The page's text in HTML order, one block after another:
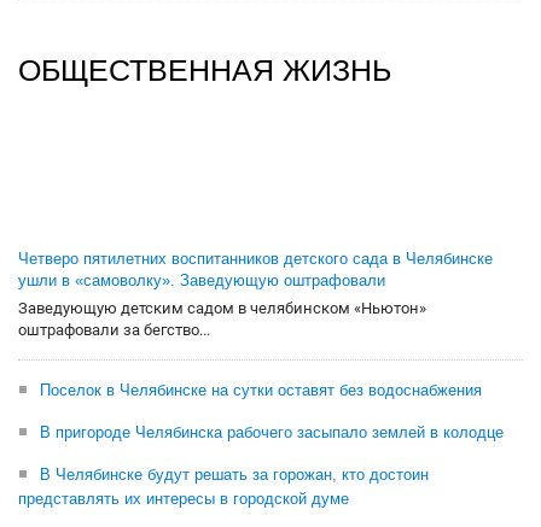
ОБЩЕСТВЕННАЯ ЖИЗНЬ
Четверо пятилетних воспитанников детского сада в Челябинске
ушли в «самоволку». Заведующую оштрафовали
Заведующую детским садом в челябинском «Ньютон»
оштрафовали за бегство...
Поселок в Челябинске на сутки оставят без водоснабжения
В пригороде Челябинска рабочего засыпало землей в колодце
В Челябинске будут решать за горожан, кто достоин
представлять их интересы в городской думе